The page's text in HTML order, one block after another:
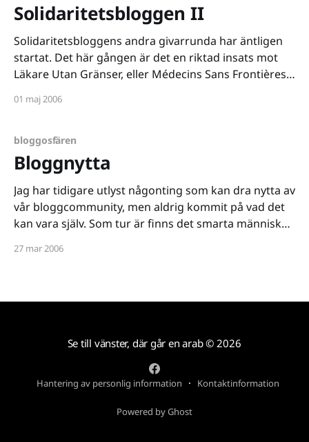
Solidaritetsbloggen II
Solidaritetsbloggens andra givarrunda har äntligen
startat. Det här gången är det en riktad insats mot
Läkare Utan Gränser, eller Médecins Sans Frontières
fredspris är direkt beroende av privata gåvor för att
given krona
01 maj 2006
bloggosfären
Bloggnytta
Jag har tidigare utlyst någonting som kan dra nytta av
vår bloggcommunity, men aldrig kommit på vad det
kan vara själv. Som tur är finns det smarta människor
grejerna som man önskar att man kommit på själv.
27 mar 2006
Se till vänster, där går en arab© 2026
Hantering av personlig information Kontaktinformation
Powered by Ghost